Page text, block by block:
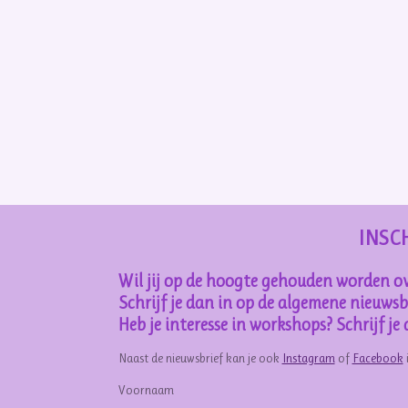
Wil jij op de hoogte gehouden worden
Schrijf je dan in op de algemene
Heb je interesse in workshops? Schrijf
Naast de nieuwsbrief kan je ook Instagramof Facebook
Voornaam